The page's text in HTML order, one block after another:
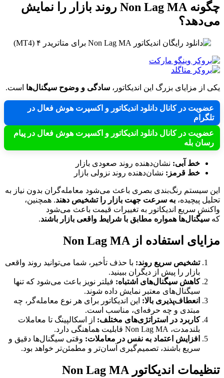
چگونه Non Lag MA روند بازار را نمایش
می‌دهد؟
یکی از مزایای بزرگ این اندیکاتور، سادگی و وضوح سیگنال‌ها است.
عضویت در کانال دانلود اندیکاتور و اکسپرت هوش فعال در
تلگرام
عضویت در کانال دانلود اندیکاتور و اکسپرت هوش فعال در پیام
رسان بله
خط آبی: نشان‌دهنده روند صعودی بازار
خط قرمز: نشان‌دهنده روند نزولی بازار
این سیستم رنگ‌بندی بصری باعث می‌شود معامله‌گران بدون نیاز به
تحلیل پیچیده، به سرعت جهت بازار را تشخیص دهند. همچنین،
واکنش سریع اندیکاتور به تغییرات قیمت باعث می‌شود
که سیگنال‌ها همواره مطابق با شرایط واقعی بازار باشند.
مزایای استفاده از Non Lag MA
تشخیص سریع روند: با حذف تأخیر، شما می‌توانید روند واقعی
بازار را پیش از دیگران ببینید.
کاهش سیگنال‌های اشتباه: فیلتر نویز باعث می‌شود که تنها
سیگنال‌های معتبر نمایش داده شوند.
انعطاف‌پذیری بالا: این اندیکاتور برای هر نوع معامله‌گر، چه
مبتدی و چه حرفه‌ای، مناسب است.
کاربرد در استراتژی‌های مختلف: از اسکالپینگ تا معاملات
بلندمدت، Non Lag MA قابلیت هماهنگی دارد.
افزایش اعتماد به نفس در معاملات: وقتی سیگنال‌ها دقیق و
سریع باشند، تصمیم‌گیری آسان‌تر و مطمئن‌تر خواهد بود.
تنظیمات اندیکاتور Non Lag MA